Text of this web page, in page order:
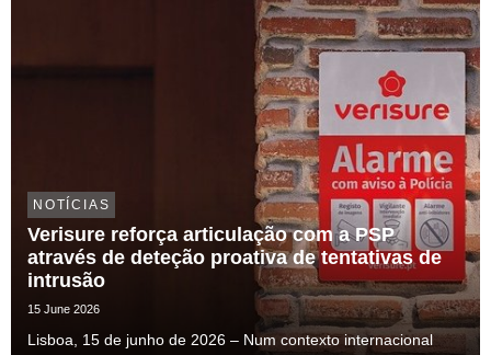
NOTÍCIAS
Verisure reforça articulação com a PSP
através de deteção proativa de tentativas de
intrusão
15 June 2026
Lisboa, 15 de junho de 2026 – Num contexto internacional